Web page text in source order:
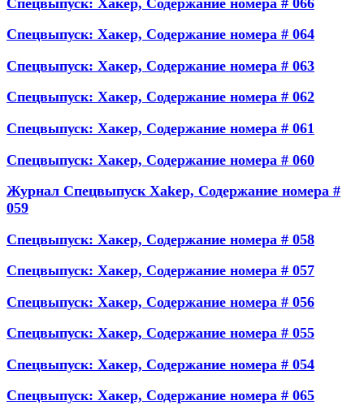
Спецвыпуск: Хакер, Содержание номера # 064
Спецвыпуск: Хакер, Содержание номера # 063
Спецвыпуск: Хакер, Содержание номера # 062
Спецвыпуск: Хакер, Содержание номера # 061
Спецвыпуск: Хакер, Содержание номера # 060
Журнал Спецвыпуск Xakep, Содержание номера #
059
Спецвыпуск: Хакер, Содержание номера # 058
Спецвыпуск: Хакер, Содержание номера # 057
Спецвыпуск: Хакер, Содержание номера # 056
Спецвыпуск: Хакер, Содержание номера # 055
Спецвыпуск: Хакер, Содержание номера # 054
Спецвыпуск: Хакер, Содержание номера # 065